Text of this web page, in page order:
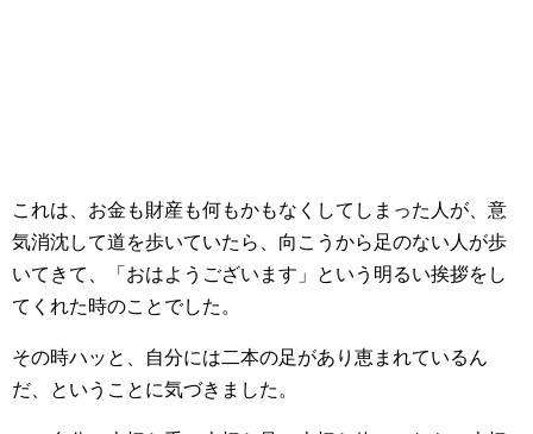
これは、お金も財産も何もかもなくしてしまった人が、意
気消沈して道を歩いていたら、向こうから足のない人が歩
いてきて、「おはようございます」という明るい挨拶をし
てくれた時のことでした。
その時ハッと、自分には二本の足があり恵まれているん
だ、ということに気づきました。